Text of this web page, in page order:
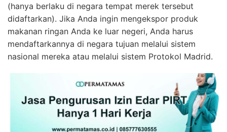
(hanya berlaku di negara tempat merek tersebut
didaftarkan). Jika Anda ingin mengekspor produk
makanan ringan Anda ke luar negeri, Anda harus
mendaftarkannya di negara tujuan melalui sistem
nasional mereka atau melalui sistem Protokol Madrid.